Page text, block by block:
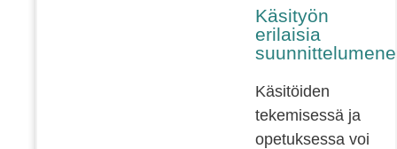
Käsityön
erilaisia
Käsitöiden
tekemisessä ja
opetuksessa voi